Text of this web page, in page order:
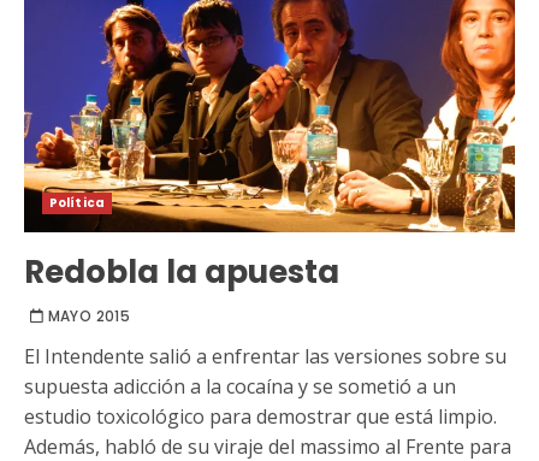
Política
Redobla la apuesta
MAYO 2015
El Intendente salió a enfrentar las versiones sobre su
supuesta adicción a la cocaína y se sometió a un
estudio toxicológico para demostrar que está limpio.
Además, habló de su viraje del massimo al Frente para